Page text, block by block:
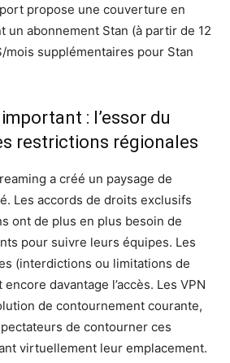
propose une couverture en
un abonnement Stan (à partir de 12
mois supplémentaires pour Stan
: l’essor du
restrictions régionales
a créé un paysage de
Les accords de droits exclusifs
ont de plus en plus besoin de
pour suivre leurs équipes. Les
(interdictions ou limitations de
davantage l’accès. Les VPN
de contournement courante,
de contourner ces
virtuellement leur emplacement.